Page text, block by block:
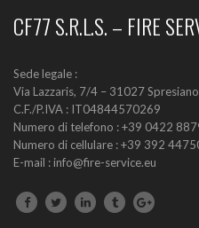
CF77 S.R.L.S. – FIRE
Sede legale :
Via Lazzaris, 7/4 – 31027
C.F./P.IVA : IT04844570269
Numero di telefono : +39 0422
Numero di cellulare : +39 392
E-mail : info@fire-service.eu
זונות בירושלים
Update Harian
Pemain Aktif